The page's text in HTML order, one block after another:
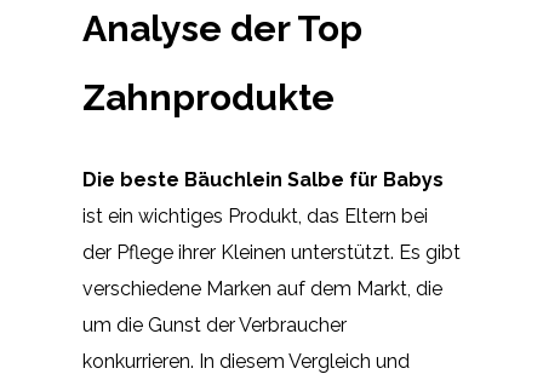
Analyse der Top
Zahnprodukte
Die beste Bäuchlein Salbe für Babys
ist ein wichtiges Produkt, das Eltern bei
der Pflege ihrer Kleinen unterstützt. Es gibt
verschiedene Marken auf dem Markt, die
um die Gunst der Verbraucher
konkurrieren. In diesem Vergleich und